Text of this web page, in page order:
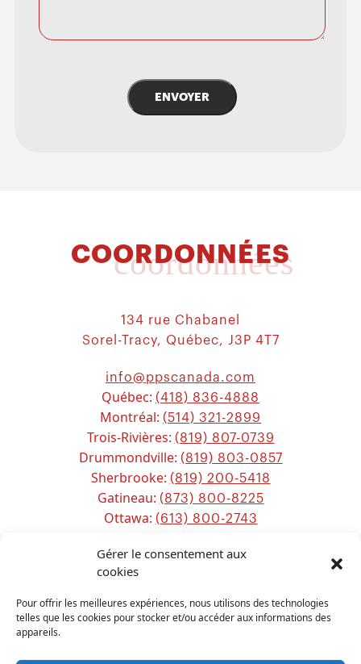
Gérer le consentement aux
cookies
Pour offrir les meilleures expériences, nous utilisons des technologies
telles que les cookies pour stocker et/ou accéder aux informations des
appareils.
ENVOYER
COORDONNÉES
coordonnées
134 rue Chabanel
Sorel-Tracy, Québec, J3P 4T7
info@ppscanada.com
Québec: (418) 836-4888
Montréal: (514) 321-2899
Trois-Rivières: (819) 807-0739
Drummondville: (819) 803-0857
Sherbrooke: (819) 200-5418
Gatineau: (873) 800-8225
Ottawa: (613) 800-2743